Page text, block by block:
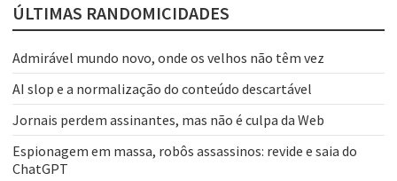
ÚLTIMAS RANDOMICIDADES
Admirável mundo novo, onde os velhos não têm vez
AI slop e a normalização do conteúdo descartável
Jornais perdem assinantes, mas não é culpa da Web
Espionagem em massa, robôs assassinos: revide e saia do
ChatGPT